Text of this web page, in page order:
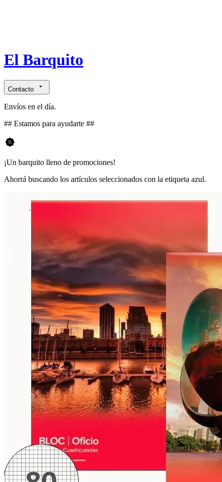
El Barquito
Contacto
Envíos en el día.
## Estamos para ayudarte ##
¡Un barquito lleno de promociones!
Ahorrá buscando los artículos seleccionados con la etiqueta azul.